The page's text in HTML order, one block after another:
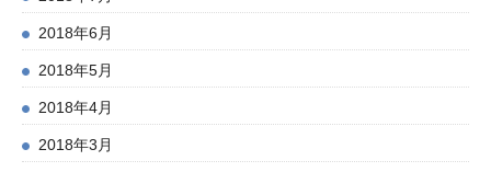
2018年6月
2018年5月
2018年4月
2018年3月